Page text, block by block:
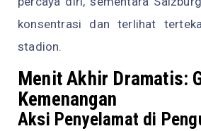
konsentrasi dan terlihat
stadion.
Menit Akhir Dramatis:
Kemenangan
Aksi Penyelamat di